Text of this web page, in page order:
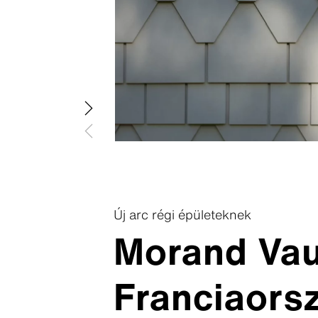
Letöltőközpont
Új arc régi épületeknek
Morand